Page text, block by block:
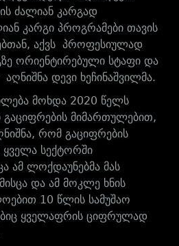
ძალიან კარგად
კარგი პროგრამები თავის
აქვს პროფესიულად
ორიენტირებული სტაფი და
დევი ხეჩინაშვილმა.
მოხდა 2020 წელს
მიმართულებით,
რომ გაციფრების
სექტორში
ამ ლოქდაუნებმა მას
და ამ მოკლე ხნის
10 წლის სამუშაო
ყველაფრის ციფრულად